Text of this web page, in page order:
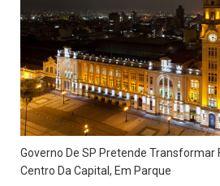
Governo De SP Pretende Transformar
Centro Da Capital, Em Parque